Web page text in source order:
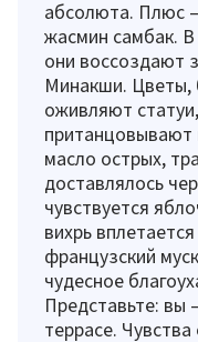
абсолюта. Плюс
жасмин самбак. В
они воссоздают
Минакши. Цветы,
оживляют
масло острых,
доставлялось
чувствуется
вихрь
французский
чудесное
Представьте: вы
террасе.